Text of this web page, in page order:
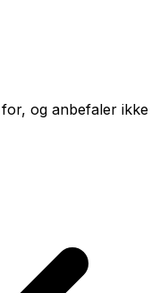
og anbefaler ikke